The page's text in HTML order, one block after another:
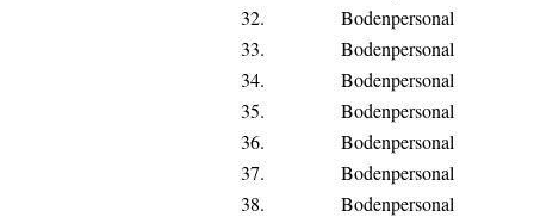
32.
Bodenpersonal
33.
Bodenpersonal
34.
Bodenpersonal
35.
Bodenpersonal
36.
Bodenpersonal
37.
Bodenpersonal
38.
Bodenpersonal